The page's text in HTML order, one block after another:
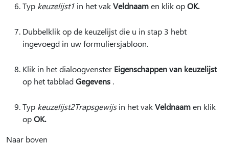
Typ keuzelijst1 in het vakVeldnaamen klik opOK.
Dubbelklik op de keuzelijst die u in stap 3 hebt
ingevoegd in uw formuliersjabloon.
Klik in het dialoogvenster Eigenschappen van keuzelijst
op het tabbladGegevens .
Typ keuzelijst2Trapsgewijsin het vakVeldnaamen klik
opOK.
Naar boven